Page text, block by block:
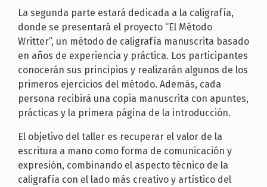
La segunda parte estará dedicada a la caligrafía,
donde se presentará el proyecto “El Método
Writter”, un método de caligrafía manuscrita basado
en años de experiencia y práctica. Los participantes
conocerán sus principios y realizarán algunos de los
primeros ejercicios del método. Además, cada
persona recibirá una copia manuscrita con apuntes,
prácticas y la primera página de la introducción.
El objetivo del taller es recuperar el valor de la
escritura a mano como forma de comunicación y
expresión, combinando el aspecto técnico de la
caligrafía con el lado más creativo y artístico del